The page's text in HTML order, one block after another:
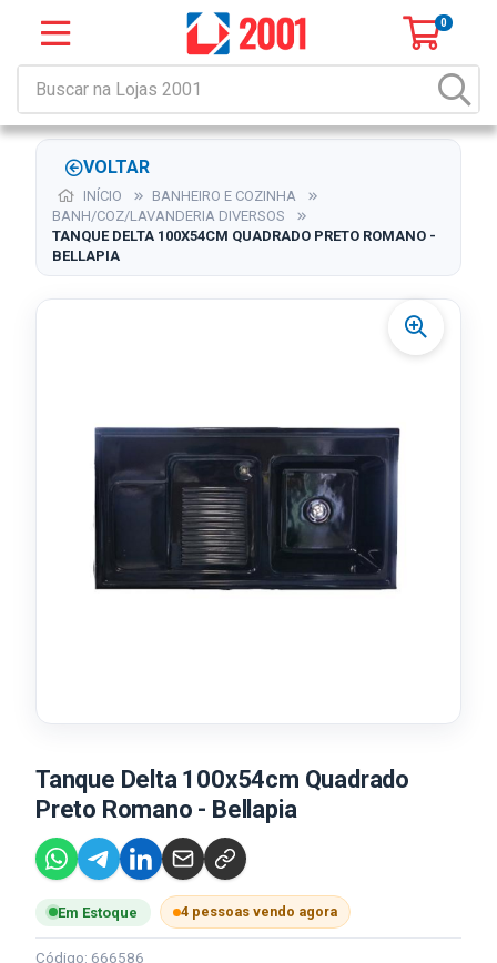
0
VOLTAR
INÍCIO
BANHEIRO E COZINHA
BANH/COZ/LAVANDERIA DIVERSOS
TANQUE DELTA 100X54CM QUADRADO PRETO ROMANO -
BELLAPIA
Tanque Delta 100x54cm Quadrado
Preto Romano - Bellapia
Em Estoque 4 pessoas vendo agora
Código: 666586